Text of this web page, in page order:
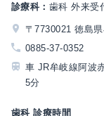
診療科： 歯科 外来受
〒7730021 徳島
0885-37-0352
車 JR牟岐線阿波
5分
歯科 診療時間